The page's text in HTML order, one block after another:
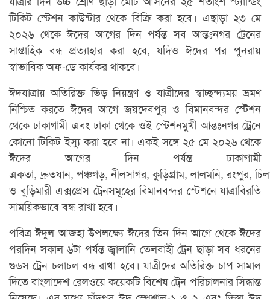
টিকিট স্টেশন কাউন্টার থেকে বিক্রি করা হবে। এছাড়া ২৩ মে
২০২৬ থেকে ঈদের আগের দিন পর্যন্ত সব আন্তঃনগর ট্রেনের
সাপ্তাহিক বন্ধ প্রত্যাহার করা হবে, যদিও ঈদের পর পুনরায়
স্বাভাবিক অফ-ডে কার্যকর থাকবে।
ঈদযাত্রায় অতিরিক্ত ভিড় নিয়ন্ত্রণ ও যাত্রীদের স্বাচ্ছন্দ্যময় ভ্রমণ
নিশ্চিত করতে ঈদের আগে জয়দেবপুর ও বিমানবন্দর স্টেশন
থেকে ঢাকাগামী এবং ঢাকা থেকে ওই স্টেশনমুখী আন্তঃনগর ট্রেনে
কোনো টিকিট ইস্যু করা হবে না। একই সঙ্গে ২৫ মে ২০২৬ থেকে
ঈদের আগের দিন পর্যন্ত ঢাকাগামী
একতা, দ্রুতযান, পঞ্চগড়, নীলসাগর, কুড়িগ্রাম, লালমনি, রংপুর,
ও বুড়িমারী এক্সপ্রেস ট্রেনসমূহের বিমানবন্দর স্টেশনে যাত্রাবিরতি
সাময়িকভাবে বন্ধ রাখা হবে।
পবিত্র ঈদুল আজহা উপলক্ষ্যে ঈদের তিন দিন আগে থেকে ঈদের
পরদিন সকাল ৬টা পর্যন্ত জ্বালানি তেলবাহী ট্রেন ছাড়া সব ধরনের
গুডস ট্রেন চলাচল বন্ধ রাখা হবে। যাত্রীদের অতিরিক্ত চাপ সামাল
দিতে বাংলাদেশ রেলওয়ে কয়েকটি বিশেষ ট্রেন পরিচালনার সিদ্ধান্ত